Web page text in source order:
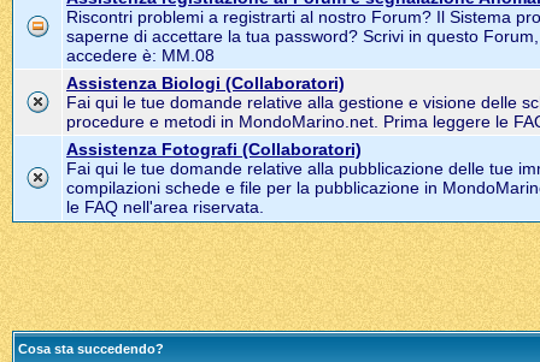
Riscontri problemi a registrarti al nostro Forum? Il Sistema
saperne di accettare la tua password? Scrivi in questo
accedere è: MM.08
Assistenza Biologi (Collaboratori)
Fai qui le tue domande relative alla gestione e visione delle
procedure e metodi in MondoMarino.net. Prima leggere le
Assistenza Fotografi (Collaboratori)
Fai qui le tue domande relative alla pubblicazione delle tue
compilazioni schede e file per la pubblicazione in
le FAQ nell'area riservata.
Cosa sta succedendo?